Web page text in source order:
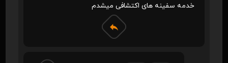
خدمه سفینه های اکتشافی میشدم